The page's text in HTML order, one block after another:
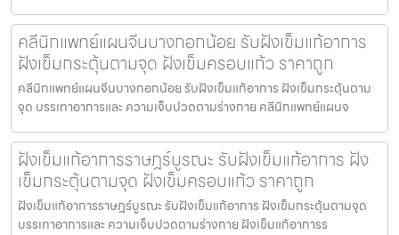
คลีนิกแพทย์แผนจีนบางกอกน้อย รับฝังเข็มแก้อาการ
ฝังเข็มกระตุ้นตามจุด ฝังเข็มครอบแก้ว ราคาถูก
คลีนิกแพทย์แผนจีนบางกอกน้อย รับฝังเข็มแก้อาการ ฝังเข็มกระตุ้นตาม
จุด บรรเทาอาการและ ความเจ็บปวดตามร่างกาย คลีนิกแพทย์แผนจ
ฝังเข็มแก้อาการราษฎร์บูรณะ รับฝังเข็มแก้อาการ ฝัง
เข็มกระตุ้นตามจุด ฝังเข็มครอบแก้ว ราคาถูก
ฝังเข็มแก้อาการราษฎร์บูรณะ รับฝังเข็มแก้อาการ ฝังเข็มกระตุ้นตามจุด
บรรเทาอาการและ ความเจ็บปวดตามร่างกาย ฝังเข็มแก้อาการร